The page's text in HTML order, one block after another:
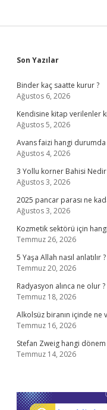
Sidebar
Son Yazılar
Binder kaç saatte kurur ?
Ağustos 6, 2026
Kendisine kitap verilenler
Ağustos 5, 2026
Avans faizi hangi durumda
Ağustos 4, 2026
3 Yollu korner Bahisi Nedir
Ağustos 3, 2026
2025 pancar parası ne
Ağustos 3, 2026
Kozmetik sektörü için
Temmuz 26, 2026
5 Yaşa Allah nasıl anlatılır ?
Temmuz 20, 2026
Radyasyon alınca ne olur ?
Temmuz 18, 2026
Alkolsüz biranın içinde ne
Temmuz 16, 2026
Stefan Zweig hangi dönem
Temmuz 14, 2026